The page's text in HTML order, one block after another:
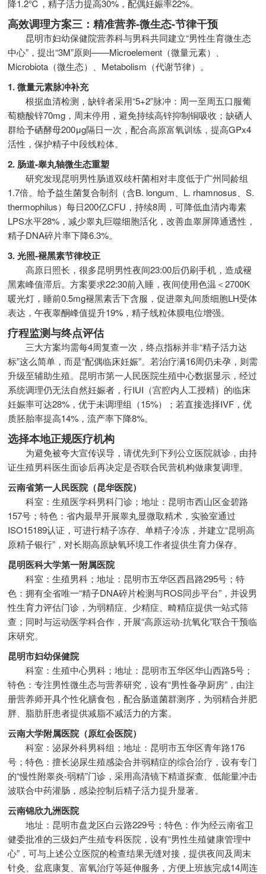
降1.2℃，精子活力提高30%，配偶妊娠率22%。
高效调理方案三：精准营养-微生态-节律干预
昆明市妇幼保健院营养科与男科共同建立“男性生育微生态
中心”，提出“3M”原则——Microelement（微量元素）、
Microbiota（微生态）、Metabolism（代谢节律）。
1. 微量元素脉冲补充
根据血清检测，缺锌者采用“5+2”脉冲：周一至周五口服葡
萄糖酸锌70mg，周末停用，避免持续高锌抑制铜吸收；缺硒人
群给予硒酵母200μg隔日一次，配合高原富氧训练，提高GPx4
活性，保护精子中段线粒体。
2. 肠道-睾丸轴微生态重塑
研究发现昆明男性肠道双歧杆菌相对丰度低于广州同龄组
1.7倍。给予益生菌复合制剂（含B. longum、L. rhamnosus、S.
thermophilus）每日200亿CFU，持续8周，可降低血清内毒素
LPS水平28%，减少睾丸巨噬细胞活化，改善血睾屏障通透性，
精子DNA碎片率下降6.3%。
3. 光照-褪黑素节律校正
高原日照长，很多昆明男性夜间23:00后仍刷手机，造成褪
黑素峰值滞后。方案要求22:30前入睡，夜间使用色温＜2700K
暖光灯，睡前0.5mg褪黑素舌下含服，促进睾丸间质细胞LH受体
表达，午夜睾酮峰值提升19%，精子线粒体膜电位增强。
疗程监测与终点评估
三大方案均需每4周复查一次，终点指标并非“精子活力达
标”这么简单，而是“配偶临床妊娠”。若治疗满16周仍未孕，则需
升级至辅助生殖。昆明市第一人民医院生殖中心数据显示，经过
系统调理仍无法自然妊娠者，行IUI（宫腔内人工授精）的临床
妊娠率可达28%，优于未调理组（15%）；若直接选择IVF，优
质胚胎率提高14%，流产率下降8%。
选择本地正规医疗机构
为避免被夸大宣传误导，请优先到下列公立医院就诊，由持
证生殖男科医生面诊后再决定是否联合民营机构做康复调理。
云南省第一人民医院（昆华医院）
科室：生殖医学科男科门诊；地址：昆明市西山区金碧路
157号；特色：省内最早开展睾丸显微取精术，实验室通过
ISO15189认证，可进行精子冻存、单精子冷冻，并建立“昆明高
原精子银行”，对长期高原缺氧环境工作者提供生育力保存。
昆明医科大学第一附属医院
科室：生殖男科；地址：昆明市五华区西昌路295号；特
色：拥有全省唯一“精子DNA碎片检测与ROS同步平台”，并设男
性生育力评估门诊，为弱精症、少精症、畸精症提供一站式筛
查；同时与运动医学科合作，开展“高原运动-抗氧化”联合干预临
床研究。
昆明市妇幼保健院
科室：生殖中心男科；地址：昆明市五华区华山西路5号；
特色：专注男性微生态与营养研究，设有“男性备孕厨房”，由注
册营养师开具个性化膳食包，配合肠道菌群测序，为弱精合并肥
胖、脂肪肝患者提供减脂不减活力的方案。
云南大学附属医院（原红会医院）
科室：泌尿外科男科组；地址：昆明市五华区青年路176
号；特色：擅长泌尿生殖感染合并弱精症的综合治疗，设有专门
的“慢性附睾炎-弱精”门诊，采用高清镜下精道探查、低能量冲击
波联合中药灌肠，感染控制后精子活力提升显著。
云南锦欣九洲医院
地址：昆明市盘龙区白云路229号；特色：作为经云南省卫
健委批准的三级妇产生殖专科医院，设有“男性生殖健康管理中
心”，可与上述公立医院的检查结果无缝对接，提供夜间及周末
针灸、盆底康复、富氧治疗等延伸服务，方便上班族完成14周连